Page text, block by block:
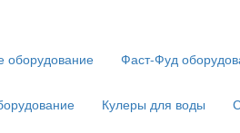
оборудование Фаст-Фуд
Кулеры для воды